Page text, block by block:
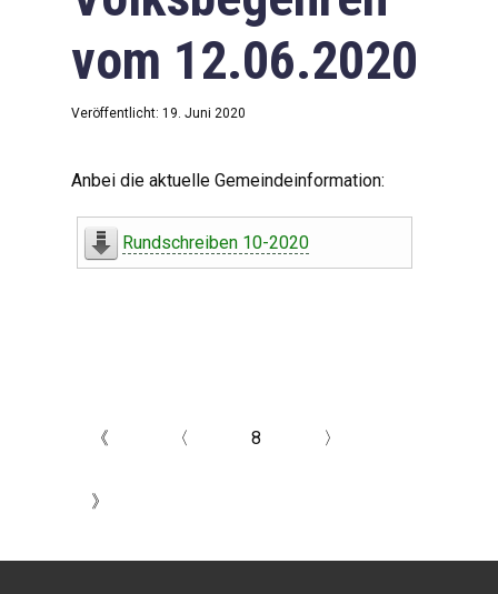
vom 12.06.2020
Veröffentlicht: 19. Juni 2020
Anbei die aktuelle Gemeindeinformation:
Rundschreiben 10-2020
《 〈 8 〉
》